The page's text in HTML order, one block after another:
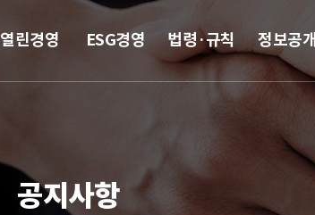
열린경영 ESG경영 법령·규칙 정보공개
공지사항